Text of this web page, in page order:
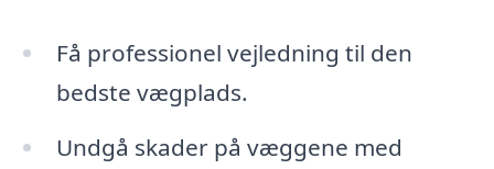
Få professionel vejledning til den
bedste vægplads.
Undgå skader på væggene med